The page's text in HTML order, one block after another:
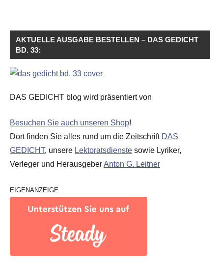
AKTUELLE AUSGABE BESTELLEN – DAS GEDICHT
BD. 33:
DAS GEDICHT blog wird präsentiert von
Besuchen Sie auch unseren Shop!
Dort finden Sie alles rund um die Zeitschrift DAS
GEDICHT, unsere Lektoratsdienste sowie Lyriker,
Verleger und HerausgeberAnton G. Leitner
EIGENANZEIGE